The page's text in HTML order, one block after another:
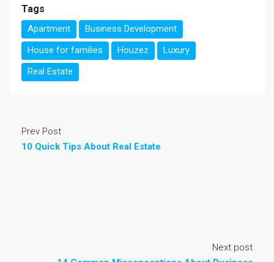
Tags
Apartment
Business Development
House for families
Houzez
Luxury
Real Estate
Prev Post
10 Quick Tips About Real Estate
Next post